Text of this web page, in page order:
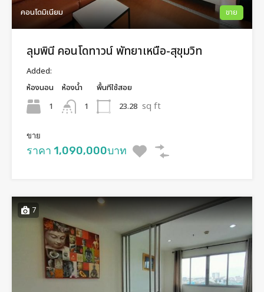
คอนโดมิเนียม ขาย
ลุมพินี คอนโดทาวน์ พัทยาเหนือ-สุขุมวิท
Added:
ห้องนอน
1
ห้องน้ำ
1
พื้นทีใช้สอย
23.28 sq ft
ขาย
ราคา 1,090,000บาท
7